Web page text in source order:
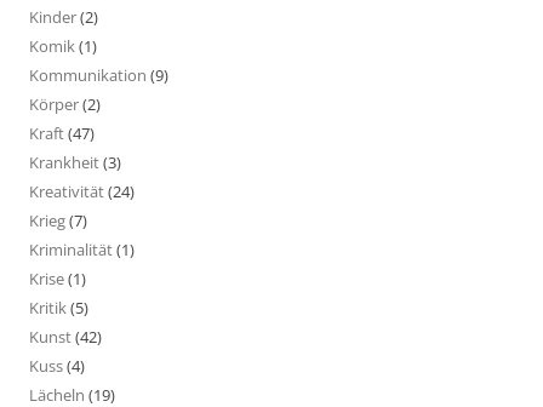
Kinder(2)
Komik(1)
Kommunikation (9)
Körper(2)
Kraft(47)
Krankheit(3)
Kreativität(24)
Krieg(7)
Kriminalität(1)
Krise(1)
Kritik(5)
Kunst(42)
Kuss(4)
Lächeln (19)